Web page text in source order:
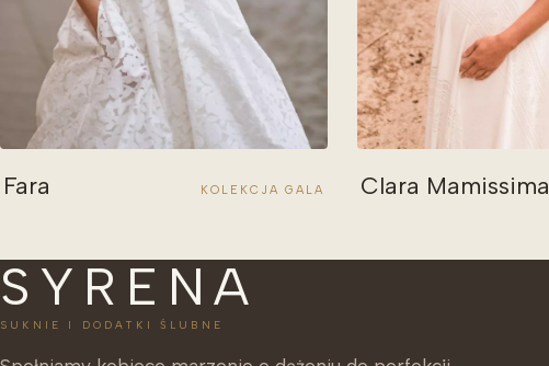
Fara KOLEKCJA GALA Clara Mamissima
SYRENA
SUKNIE I DODATKI ŚLUBNE